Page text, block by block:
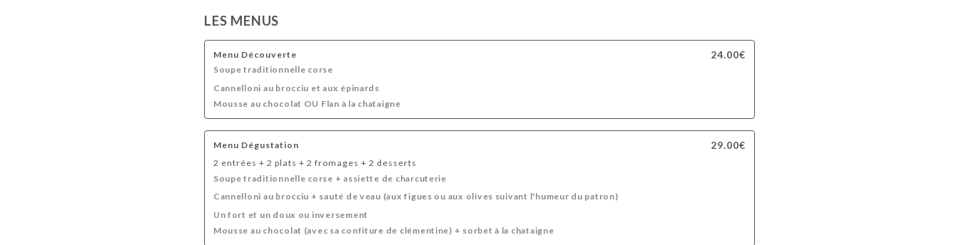
LES MENUS
Menu Découverte 24.00€
Soupe traditionnelle corse
Cannelloni au brocciu et aux épinards
Mousse au chocolat OU Flan à la chataigne
Menu Dégustation 29.00€
2 entrées + 2 plats + 2 fromages + 2 desserts
Soupe traditionnelle corse + assiette de charcuterie
Cannelloni au brocciu + sauté de veau (aux figues ou aux olives suivant l'humeur du patron)
Un fort et un doux ou inversement
Mousse au chocolat (avec sa confiture de clémentine) + sorbet à la chataigne